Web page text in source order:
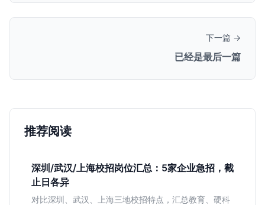
下一篇 →
已经是最后一篇
推荐阅读
深圳/武汉/上海校招岗位汇总：5家企业急招，截
止日各异
对比深圳、武汉、上海三地校招特点，汇总教育、硬科